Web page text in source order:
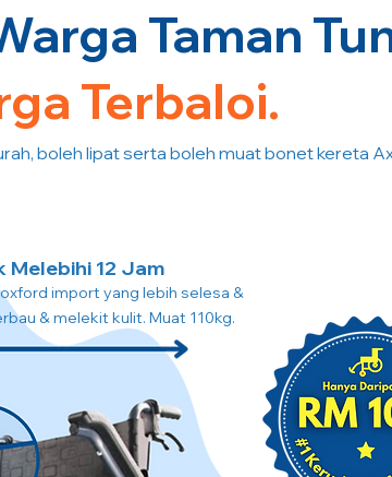
Taman
Terbaloi.
boleh lipat serta boleh muat bonet kereta
Melebihi 12 Jam
import yang lebih selesa &
& melekit kulit. Muat 110kg.